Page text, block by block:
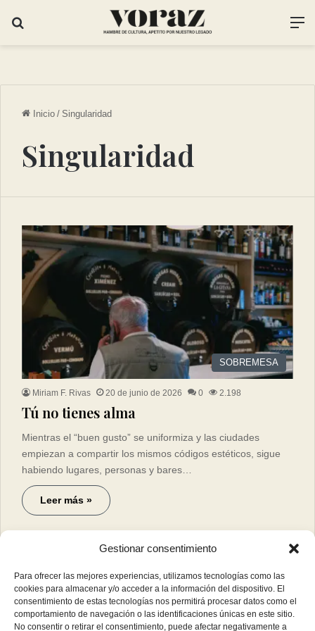
Gestionar consentimiento
Para ofrecer las mejores experiencias, utilizamos tecnologías como las
cookies para almacenar y/o acceder a la información del dispositivo. El
consentimiento de estas tecnologías nos permitirá procesar datos como el
comportamiento de navegación o las identificaciones únicas en este sitio.
No consentir o retirar el consentimiento, puede afectar negativamente a
Inicio / Singularidad
Singularidad
SOBREMESA
Miriam F. Rivas 20 de junio de 2026 0 2.198
Tú no tienes alma
Mientras el “buen gusto” se uniformiza y las ciudades
empiezan a compartir los mismos códigos estéticos, sigue
habiendo lugares, personas y bares…
Leer más »